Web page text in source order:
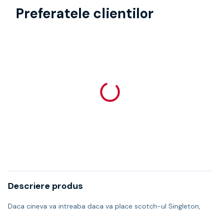
Preferatele clientilor
Descriere produs
Daca cineva va intreaba daca va place scotch-ul Singleton,